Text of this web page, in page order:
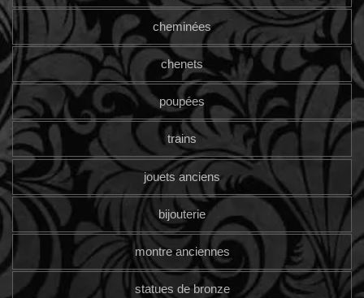
cheminées
chenets
poupées
trains
jouets anciens
bijouterie
montre anciennes
statues de bronze